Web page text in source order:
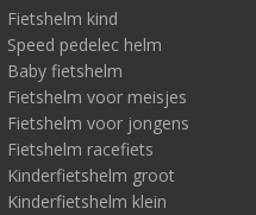
Fietshelm kind
Speed pedelec helm
Baby fietshelm
Fietshelm voor meisjes
Fietshelm voor jongens
Fietshelm racefiets
Kinderfietshelm groot
Kinderfietshelm klein